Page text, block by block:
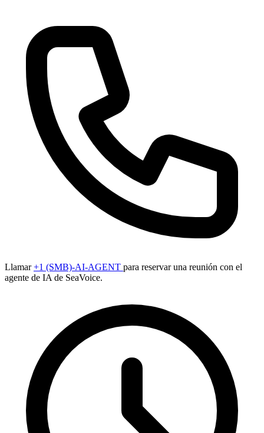
Llamar+1 (SMB)-AI-AGENT para reservar una reunión con el
agente de IA de SeaVoice.